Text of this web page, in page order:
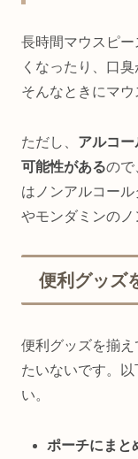
長時間マウスピ
くなったり、口
そんなときにマウ
ただし、 アルコ
可能性があるので
はノンアルコー
やモンダミンのノ
便利グッズ
便利グッズを揃
たいないです。
い。
ポーチにまと